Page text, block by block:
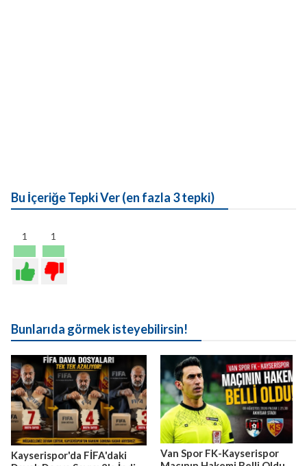
Bu İçeriğe Tepki Ver (en fazla 3 tepki)
1 1
Bunlarıda görmek isteyebilirsin!
Kayserispor'da FİFA'daki
Van Spor FK-Kayserispor